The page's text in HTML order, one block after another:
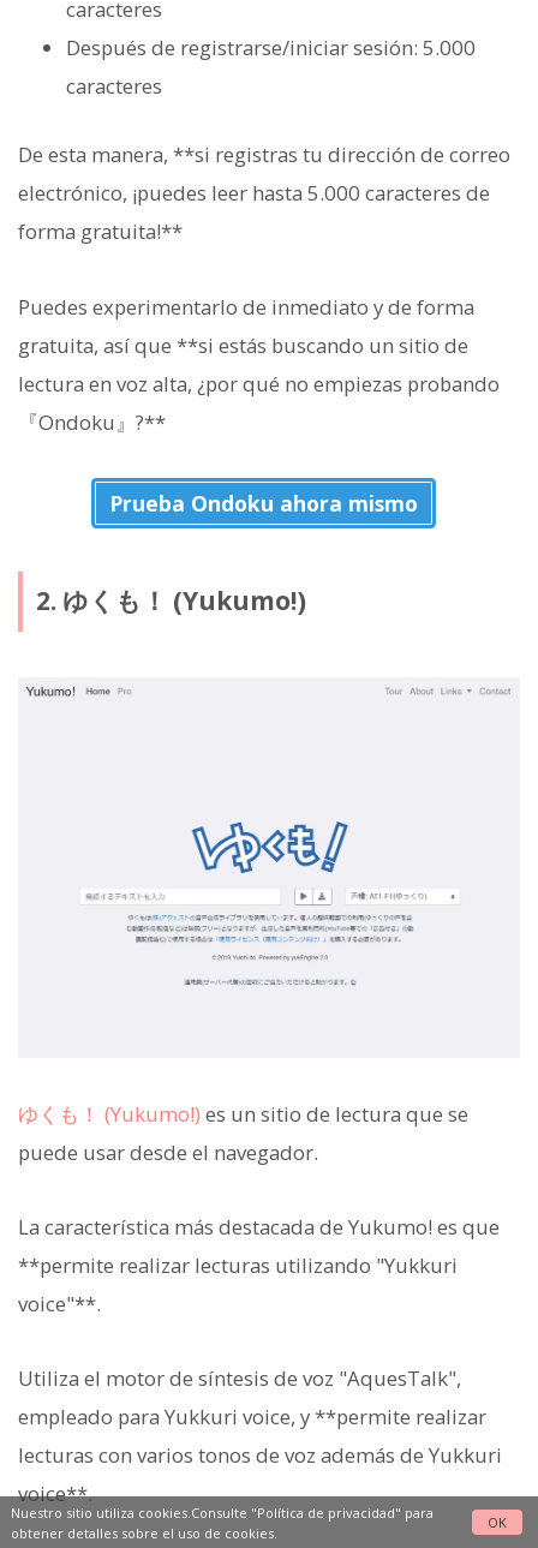
caracteres
Después de registrarse/iniciar sesión: 5.000
caracteres
De esta manera, **si registras tu dirección de correo
electrónico, ¡puedes leer hasta 5.000 caracteres de
forma gratuita!**
Puedes experimentarlo de inmediato y de forma
gratuita, así que **si estás buscando un sitio de
lectura en voz alta, ¿por qué no empiezas probando
『Ondoku』?**
Prueba Ondoku ahora mismo
2. ゆくも！ (Yukumo!)
ゆくも！ (Yukumo!) es un sitio de lectura que se
puede usar desde el navegador.
La característica más destacada de Yukumo! es que
**permite realizar lecturas utilizando "Yukkuri
voice"**.
Utiliza el motor de síntesis de voz "AquesTalk",
empleado para Yukkuri voice, y **permite realizar
lecturas con varios tonos de voz además de Yukkuri
voice**.
Nuestro sitio utiliza cookies.Consulte "Política de privacidad" para
obtener detalles sobre el uso de cookies.
OK